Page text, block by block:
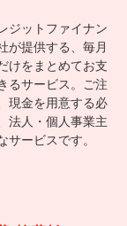
サービス
求書払い